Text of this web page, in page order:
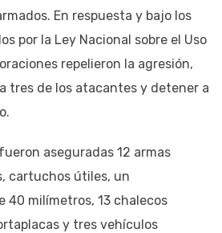
En respuesta y bajo los
por la Ley Nacional sobre el Uso
repelieron la agresión,
tres de los atacantes y detener a
aseguradas 12 armas
cartuchos útiles, un
40 milímetros, 13 chalecos
y tres vehículos